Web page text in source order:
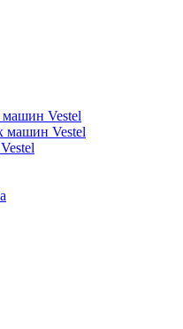
машин Vestel
машин Vestel